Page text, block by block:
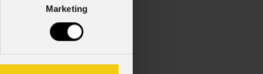
Marketing
Policy).